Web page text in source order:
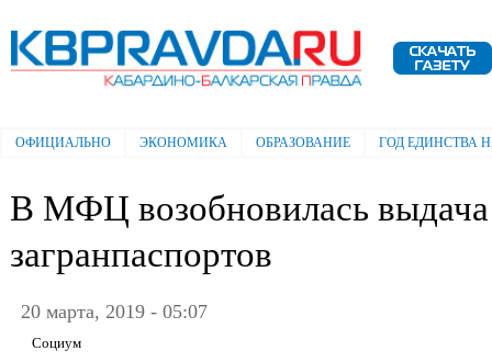
Электронная газета "Кабардино-
Балкарская правда"
Главное меню
ОФИЦИАЛЬНО ЭКОНОМИКА ОБРАЗОВАНИЕ ГОД ЕДИНСТВА
В МФЦ возобновилась
загранпаспортов
20 марта, 2019 - 05:07
Социум